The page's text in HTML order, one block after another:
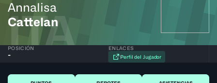
Annalisa
Cattelan
ITA
POSICIÓN
-
ENLACES
Perfil del Jugador